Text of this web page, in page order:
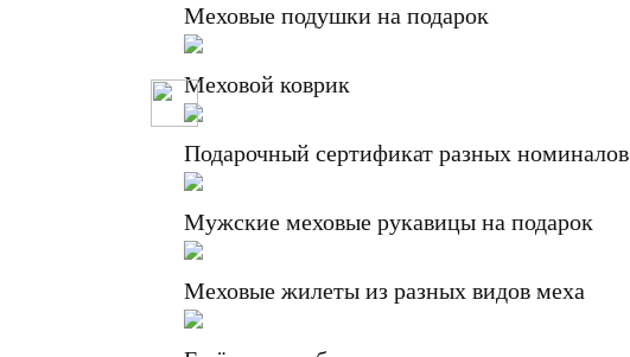
Меховые подушки на подарок
Меховой коврик
Подарочный сертификат разных номиналов
Мужские меховые рукавицы на подарок
Меховые жилеты из разных видов меха